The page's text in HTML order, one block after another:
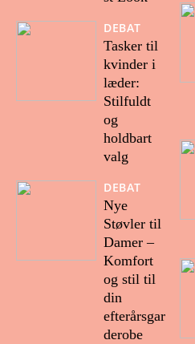
DEBAT
Tasker til
kvinder i
læder:
Stilfuldt
og
holdbart
valg
DEBAT
Nye
Støvler til
Damer –
Komfort
og stil til
din
efterårsgar
derobe